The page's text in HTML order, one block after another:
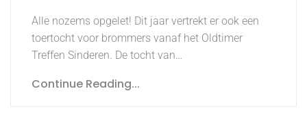
Alle nozems opgelet! Dit jaar vertrekt er ook een
toertocht voor brommers vanaf het Oldtimer
Treffen Sinderen. De tocht van…
Continue Reading...